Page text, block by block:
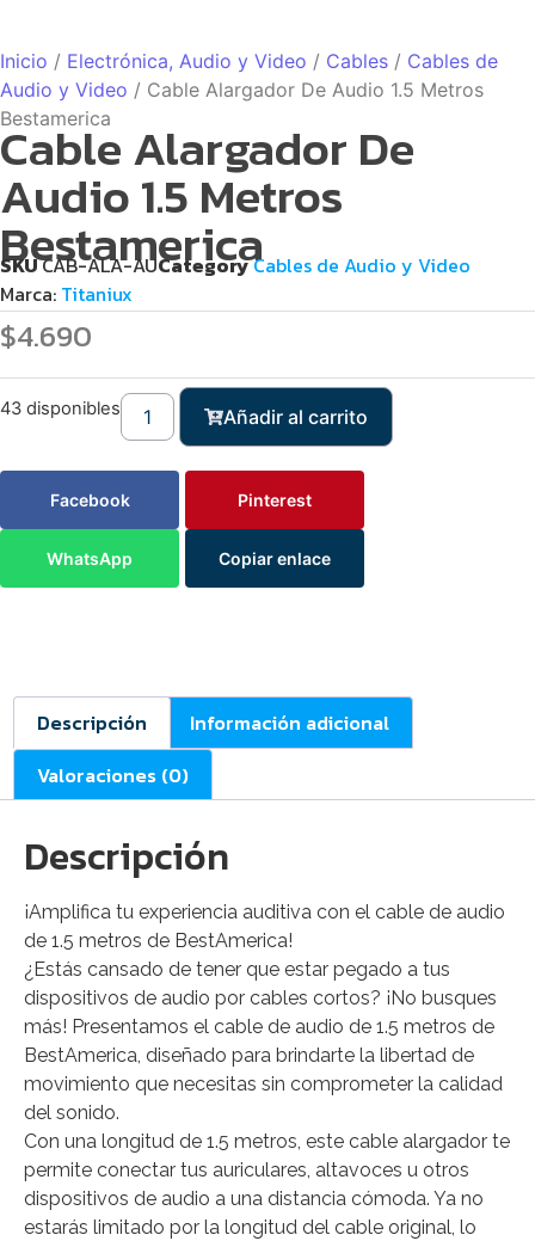
Inicio / Electrónica, Audio y Video / Cables / Cables de
Audio y Video / Cable Alargador De Audio 1.5 Metros
Bestamerica
Cable Alargador De
Audio 1.5 Metros
Bestamerica
SKUCAB-ALA-AUCategoryCables de Audio y Video
Marca: Titaniux
$4.690
43 disponibles Añadir al carrito
Facebook Pinterest
WhatsApp Copiar enlace
Descripción
Información adicional
Valoraciones (0)
Descripción
¡Amplifica tu experiencia auditiva con el cable de audio
de 1.5 metros de BestAmerica!
¿Estás cansado de tener que estar pegado a tus
dispositivos de audio por cables cortos? ¡No busques
más! Presentamos el cable de audio de 1.5 metros de
BestAmerica, diseñado para brindarte la libertad de
movimiento que necesitas sin comprometer la calidad
del sonido.
Con una longitud de 1.5 metros, este cable alargador te
permite conectar tus auriculares, altavoces u otros
dispositivos de audio a una distancia cómoda. Ya no
estarás limitado por la longitud del cable original, lo